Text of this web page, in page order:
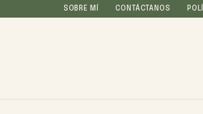
SOBRE MÍ CONTÁCTANOS